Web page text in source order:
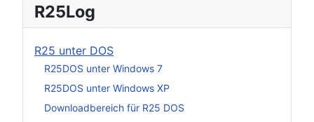
R25Log
R25 unter DOS
R25DOS unter Windows 7
R25DOS unter Windows XP
Downloadbereich für R25 DOS